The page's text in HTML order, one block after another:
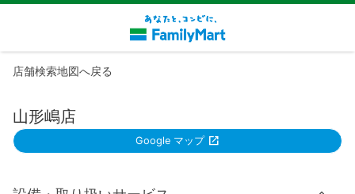
店舗検索地図へ戻る
山形嶋店
Google マップ